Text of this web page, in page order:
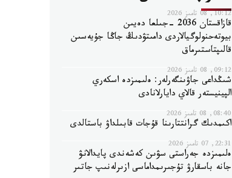
10:12, 08 تامىز 2026
قازاقستان 2036 -جىلعا دەيىن
بيوتەحنولوگيالاردى دامىتۋدىڭ جاڭا جۇيەسىن
قالىپتاستىرماق
09:12, 08 تامىز 2026
شىڭداعى جاۋىنگەرلەر: ەلىمىزدە اسكەري
الپينيستەر قالاي دايارلانادى
08:40, 08 تامىز 2026
اكىمدىك گرانتتارىنا قۇجات قابىلداۋ باستالدى
22:31, 07 تامىز 2026
ەلىمىزدە جەراستى سۋىن كەشەندى پايدالانۋ
جانە باسقارۋ تۇجىرىمداماسى ازىرلەنىپ جاتىر